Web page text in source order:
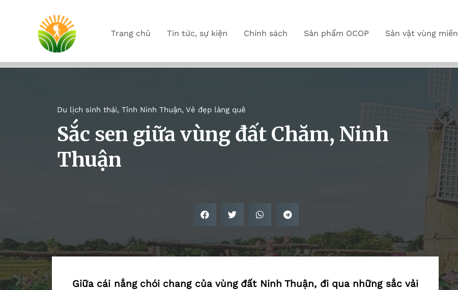
Trang chủ Tin tức, sự kiện Chính sách Sản phẩm OCOP Sản vật vùng miền
Du lịch sinh thái, Tỉnh Ninh Thuận, Vẻ đẹp làng quê
Sắc sen giữa vùng đất Chăm, Ninh
Thuận
Giữa cái nắng chói chang của vùng đất Ninh Thuận, đi qua những sắc vải